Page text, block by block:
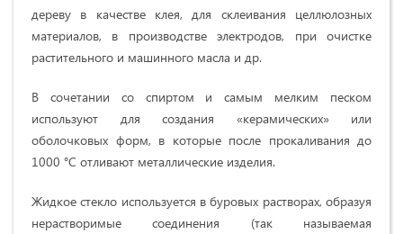
дереву в качестве клея, для склеивания целлюлозных
материалов, в производстве электродов, при очистке
растительного и машинного масла и др.
В сочетании со спиртом и самым мелким песком
используют для создания «керамических» или
оболочковых форм, в которые после прокаливания до
1000 °C отливают металлические изделия.
Жидкое стекло используется в буровых растворах, образуя
нерастворимые соединения (так называемая